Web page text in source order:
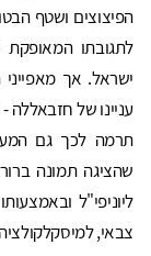
הפיצוצים ושטף
לתגובתו
ישראל. אך
עניינו של חזבאללה
תרמה לכך גם
שהציגה תמונה
ליוניפי"ל
צבאי,